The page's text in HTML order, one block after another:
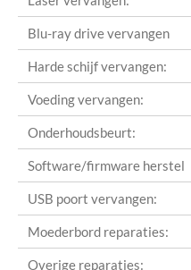
Blu-ray drive vervangen
Harde schijf vervangen:
Voeding vervangen:
Onderhoudsbeurt:
Software/firmware herstel
USB poort vervangen:
Moederbord reparaties:
Overige reparaties: